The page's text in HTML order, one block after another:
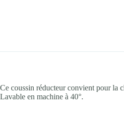
Ce coussin réducteur convient pour la
Lavable en machine à 40°.